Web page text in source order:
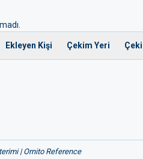
Ekleyen Kişi Çekim Yeri
| Ornito Reference